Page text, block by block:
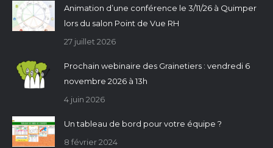
Animation d’une conférence le 3/11/26 à Quimper
lors du salon Point de Vue RH
27 juillet 2026
Prochain webinaire des Grainetiers : vendredi 6
novembre 2026 à 13h
4 juin 2026
Un tableau de bord pour votre équipe ?
8 février 2024